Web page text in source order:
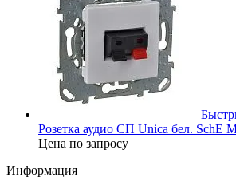
Розетка аудио СП Unica бел. SchE
Цена по запросу
Информация